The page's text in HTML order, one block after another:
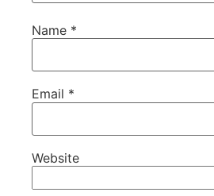
Name *
Email *
Website